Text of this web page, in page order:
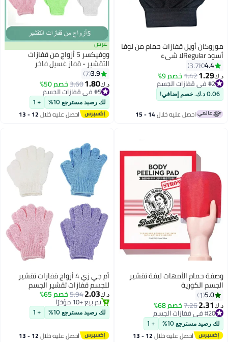
حمام من لوفا
خلال 14 - 15
عرض
ووفيكسر 5 أزواج من قفازات
التقشير - قفاز غسيل فاخر
للاستحمام أو الدش - إكسسوارات
تقشير فاخرة للسبا للرجال والنساء
د.ك‏1.80 خصم 50% #5 في قفازات الجسم
تم بيع +40 مؤخرًا
#5 في قفازات الجسم
لك رصيد مسترجع 10% + 1
احصل عليه خلال 12 - 13
ليفة تقشير
+ 1
خلال 12 - 13
أم جي زي 4 أزواج قفازات تقشير
للجسم قفازات تقشير الجسم
الممتازة للاستحمام والسبا والتدليك
وتقشير الجسم، ليفة كورية لتقشير
وتنظيف البشرة الميتة إكسسوارات
تقشير للرجال والنساء
خصم 65%
#9 في قفازات الجسم
لك رصيد مسترجع 10% + 1
احصل عليه خلال 12 - 13